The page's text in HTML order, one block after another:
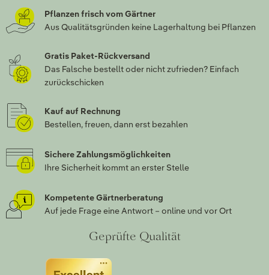
Pflanzen frisch vom Gärtner
Aus Qualitätsgründen keine Lagerhaltung bei Pflanzen
Gratis Paket-Rückversand
Das Falsche bestellt oder nicht zufrieden? Einfach
zurückschicken
Kauf auf Rechnung
Bestellen, freuen, dann erst bezahlen
Sichere Zahlungsmöglichkeiten
Ihre Sicherheit kommt an erster Stelle
Kompetente Gärtnerberatung
Auf jede Frage eine Antwort – online und vor Ort
Geprüfte Qualität